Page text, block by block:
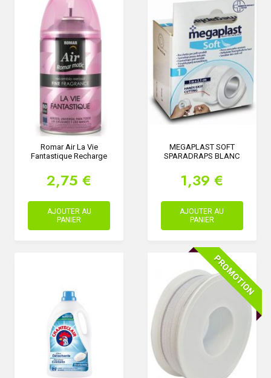
Romar Air La Vie
Fantastique Recharge
2,75 €
AJOUTER AU
PANIER
MEGAPLAST SOFT
SPARADRAPS BLANC
1,39 €
AJOUTER AU
PANIER
PROMOTION